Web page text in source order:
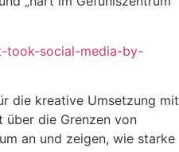
took-social-media-by-
die kreative Umsetzung mit
über die Grenzen von
an und zeigen, wie starke